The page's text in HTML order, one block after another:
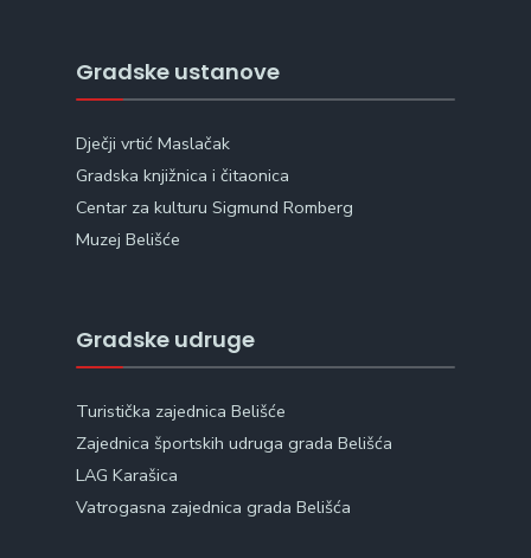
Gradske ustanove
Dječji vrtić Maslačak
Gradska knjižnica i čitaonica
Centar za kulturu Sigmund Romberg
Muzej Belišće
Gradske udruge
Turistička zajednica Belišće
Zajednica športskih udruga grada Belišća
LAG Karašica
Vatrogasna zajednica grada Belišća